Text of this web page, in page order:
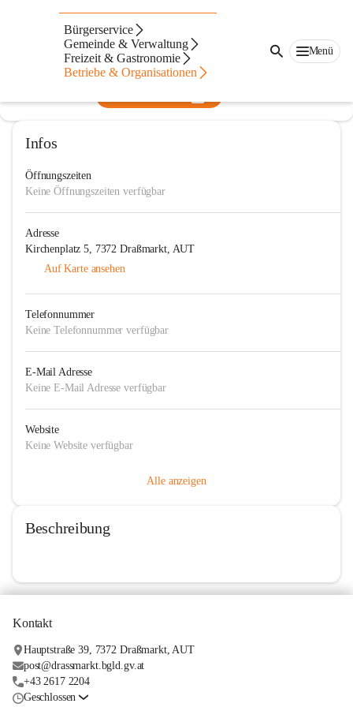
Bürgerservice
Gemeinde & Verwaltung
Freizeit & Gastronomie
Betriebe & Organisationen
Menü
Freiwillige Feuerwehr Draßmarkt
@freiwillige-feuerwehr-drassmarkt
Feuerwehr
Infos
Öffnungszeiten
Keine Öffnungszeiten verfügbar
Adresse
Kirchenplatz 5, 7372 Draßmarkt, AUT
Auf Karte ansehen
Telefonnummer
Keine Telefonnummer verfügbar
E-Mail Adresse
Keine E-Mail Adresse verfügbar
Website
Keine Website verfügbar
Alle anzeigen
Beschreibung
Kontakt
Hauptstraße 39, 7372 Draßmarkt, AUT
post@drassmarkt.bgld.gv.at
+43 2617 2204
Geschlossen